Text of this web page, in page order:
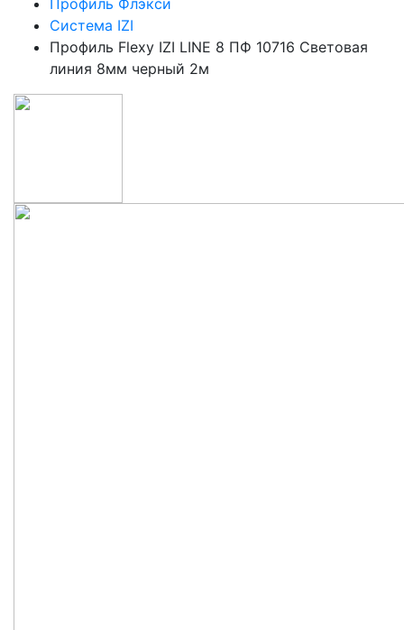
Система IZI
Профиль Flexy IZI LINE 8 ПФ 10716 Световая
линия 8мм черный 2м